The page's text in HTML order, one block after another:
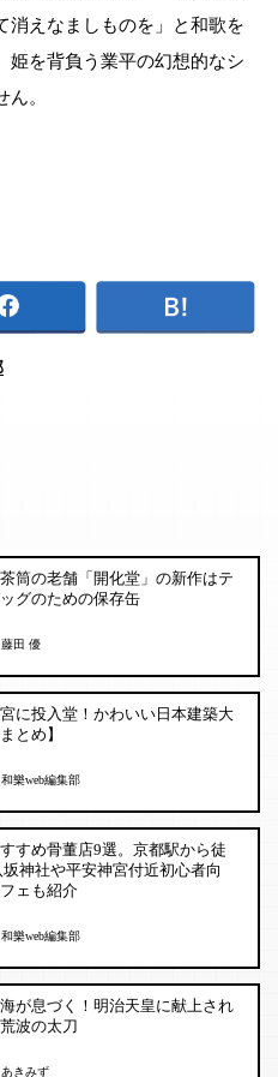
消えなましものを」と和歌を
姫を背負う業平の幻想的なシ
。
筒の老舗「開化堂」の新作はテ
グのための保存缶
藤田 優
に投入堂！かわいい日本建築大
とめ】
和樂web編集部
すめ骨董店9選。京都駅から徒
坂神社や平安神宮付近初心者向
ェも紹介
和樂web編集部
が息づく！明治天皇に献上され
波の太刀
あきみず